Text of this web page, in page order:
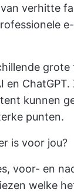
verhitte
en
kunnen
punten.
is voor jou?
voor- en
welke